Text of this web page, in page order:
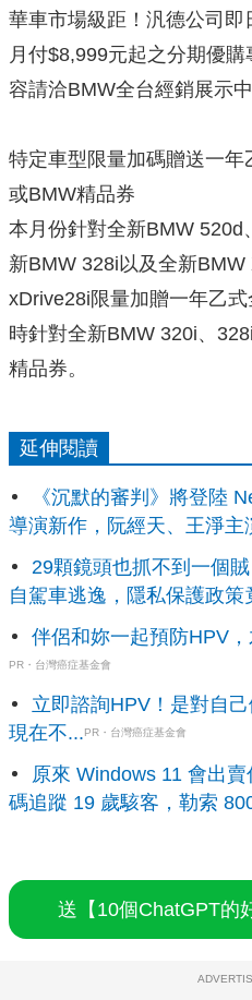
華車市場級距！汎德公司
月付$8,999元起之分期優
容請洽BMW全台經銷展示中
特定車型限量加碼贈送一
或BMW精品券
本月份針對全新BMW 520d
新BMW 328i以及全新
xDrive28i限量加贈一年乙
時針對全新BMW 320i、
精品券。
延伸閱讀
《沉默的審判》將登陸
導演新作，阮經天、王淨主
29顆鏡頭也抓不到一個
自駕車逃逸，隱私保護政
伴侶和妳一起預防HPV，
PR・台灣癌症基金會
立即諮詢HPV！是對自
現在不...PR・台灣癌症基金會
原來 Windows 11 會出
碼追蹤 19 歲駭客，勒索
送【10個ChatGPT的